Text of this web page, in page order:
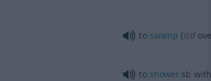
to swamp (od
to shower sb with